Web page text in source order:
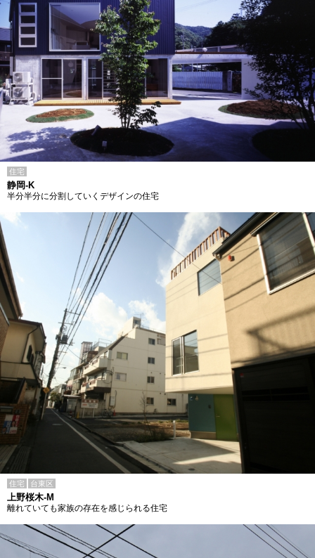
住宅
静岡-K
半分半分に分割していくデザインの住宅
住宅 台東区
上野桜木-M
離れていても家族の存在を感じられる住宅